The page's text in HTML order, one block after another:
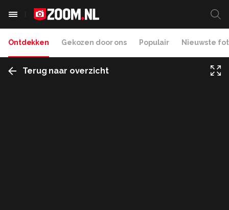
Ontdekken Gekozen door ons Populair Nieuwste
Terug naar overzicht